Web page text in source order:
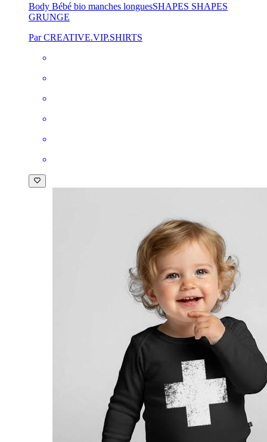
Body Bébé bio manches longuesSHAPES SHAPES
GRUNGE
Par CREATIVE.VIP.SHIRTS